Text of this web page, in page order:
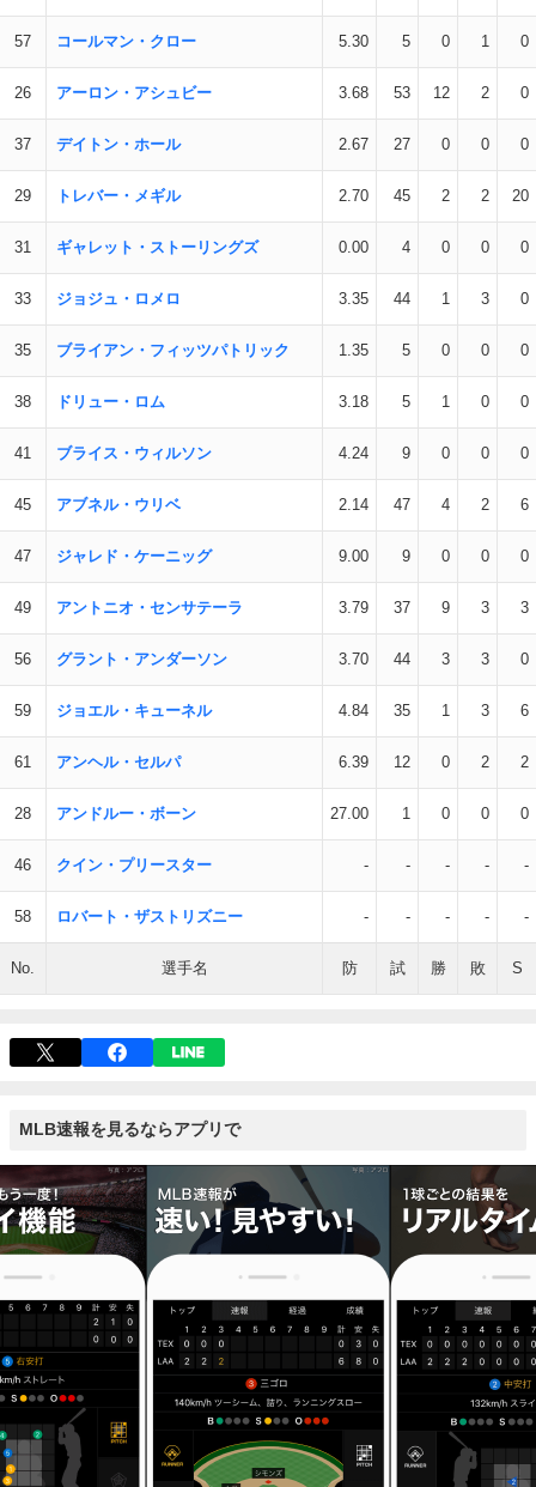
57 コールマン・クロー 5.30 5 0 1 0
26 アーロン・アシュビー 3.68 53 12 2 0
37 デイトン・ホール 2.67 27 0 0 0
29 トレバー・メギル 2.70 45 2 2 20
31 ギャレット・ストーリングズ 0.00 4 0 0 0
33 ジョジュ・ロメロ 3.35 44 1 3 0
35 ブライアン・フィッツパトリック 1.35 5 0 0 0
38 ドリュー・ロム 3.18 5 1 0 0
41 ブライス・ウィルソン 4.24 9 0 0 0
45 アブネル・ウリベ 2.14 47 4 2 6
47 ジャレド・ケーニッグ 9.00 9 0 0 0
49 アントニオ・センサテーラ 3.79 37 9 3 3
56 グラント・アンダーソン 3.70 44 3 3 0
59 ジョエル・キューネル 4.84 35 1 3 6
61 アンヘル・セルパ 6.39 12 0 2 2
28 アンドルー・ボーン 27.00 1 0 0 0
46 クイン・プリースター - - - - -
58 ロバート・ザストリズニー - - - - -
No. 選手名 防 試 勝 敗 S
MLB速報を見るならアプリで